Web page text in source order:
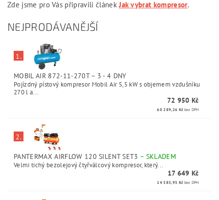
Zde jsme pro Vás připravili článekJak vybrat kompresor.
NEJPRODÁVANĚJŠÍ
1.
MOBIL AIR 872-11-270T– 3 - 4 DNY
Pojízdný pístový kompresor Mobil Air 5,5 kW s objemem vzdušníku
270 l a...
72 950 Kč
60 289,26 Kč bez DPH
2.
PANTERMAX AIRFLOW 120 SILENT SET3 – SKLADEM
Velmi tichý bezolejový čtyřválcový kompresor, který...
17 649 Kč
14 585,95 Kč bez DPH